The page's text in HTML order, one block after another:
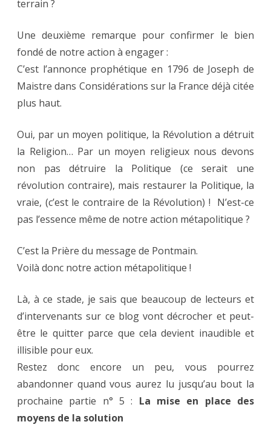
terrain ?
Une deuxième remarque pour confirmer le bien
fondé de notre action à engager :
C’est l’annonce prophétique en 1796 de Joseph de
Maistre dans Considérations sur la France déjà citée
plus haut.
Oui, par un moyen politique, la Révolution a détruit
la Religion… Par un moyen religieux nous devons
non pas détruire la Politique (ce serait une
révolution contraire), mais restaurer la Politique, la
vraie, (c’est le contraire de la Révolution) ! N’est-ce
pas l’essence même de notre action métapolitique ?
C’est la Prière du message de Pontmain.
Voilà donc notre action métapolitique !
Là, à ce stade, je sais que beaucoup de lecteurs et
d’intervenants sur ce blog vont décrocher et peut-
être le quitter parce que cela devient inaudible et
illisible pour eux.
Restez donc encore un peu, vous pourrez
abandonner quand vous aurez lu jusqu’au bout la
prochaine partie n° 5 : La mise en place des
moyens de la solution